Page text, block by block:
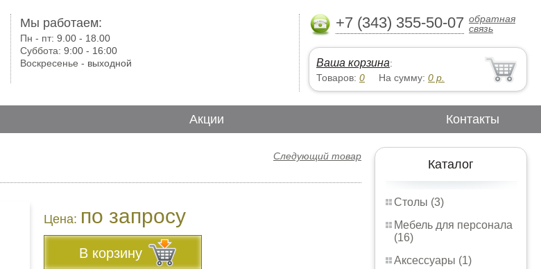
Мы работаем:
Пн - пт:9.00 - 18.00
Суббота:9:00 - 16:00
Воскресенье - выходной
+7 (343) 355-50-07 обратная
связь
Ваша корзина:
Товаров: 0 На сумму: 0 р.
Акции Контакты
Каталог
Столы (3)
Мебель для персонала
(16)
Аксессуары (1)
Следующий товар
Цена: по запросу
В корзину